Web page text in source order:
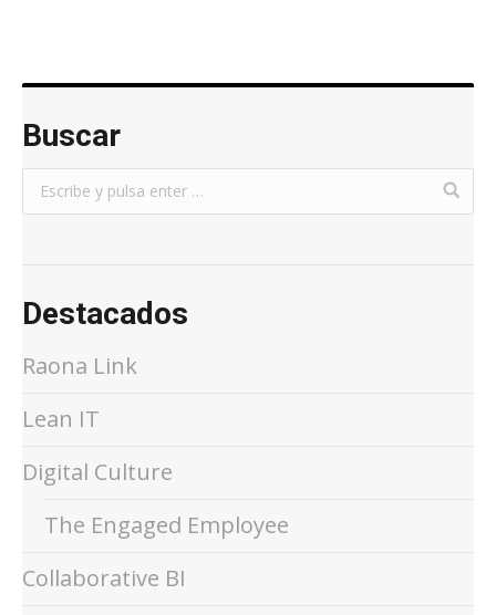
Buscar
Destacados
Raona Link
Lean IT
Digital Culture
The Engaged Employee
Collaborative BI